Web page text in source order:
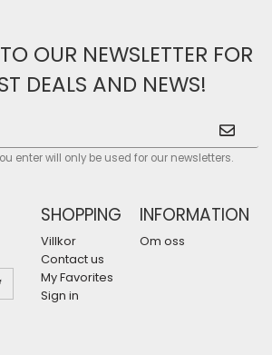
OUR NEWSLETTER FOR
DEALS AND NEWS!
enter will only be used for our newsletters.
SHOPPING
Villkor
Contact us
My Favorites
Sign in
INFORMATION
Om oss